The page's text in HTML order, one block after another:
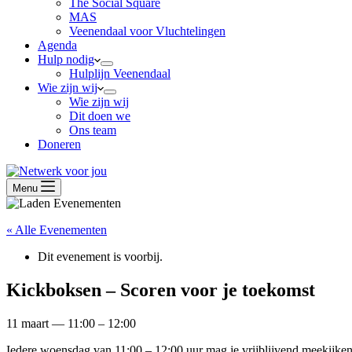
The Social Square
MAS
Veenendaal voor Vluchtelingen
Agenda
Hulp nodig
Hulplijn Veenendaal
Wie zijn wij
Wie zijn wij
Dit doen we
Ons team
Doneren
Menu
« Alle Evenementen
Dit evenement is voorbij.
Kickboksen – Scoren voor je toekomst
11 maart — 11:00 – 12:00